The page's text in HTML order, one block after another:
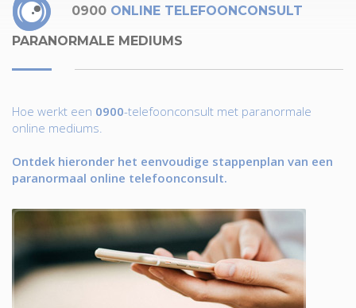
0900 ONLINE TELEFOONCONSULT
PARANORMALE MEDIUMS
Hoe werkt een 0900-telefoonconsult met paranormale
online mediums.
Ontdek hieronder het eenvoudige stappenplan van een
paranormaal online telefoonconsult.